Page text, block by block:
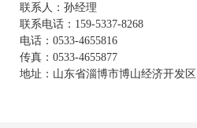
联系人：孙经理
联系电话：159-5337-8268
电话：0533-4655816
传真：0533-4655877
地址：山东省淄博市博山经济开发区